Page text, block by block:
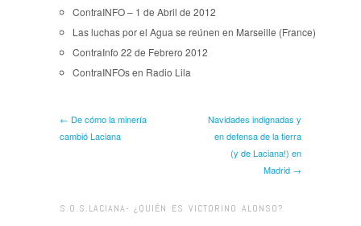
ContraINFO – 1 de Abril de 2012
Las luchas por el Agua se reúnen en Marseille (France)
ContraInfo 22 de Febrero 2012
ContraINFOs en Radio Lila
← De cómo la minería
cambió Laciana
Navidades indignadas y
en defensa de la tierra
(y de Laciana!) en
Madrid →
S.O.S.LACIANA- ¿QUIÉN ES VICTORINO ALONSO?